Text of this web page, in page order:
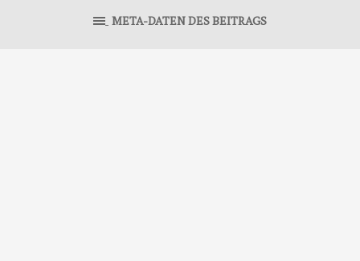
META-DATEN DES BEITRAGS